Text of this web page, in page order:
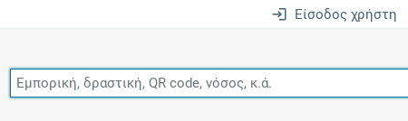
Είσοδος χρήστη